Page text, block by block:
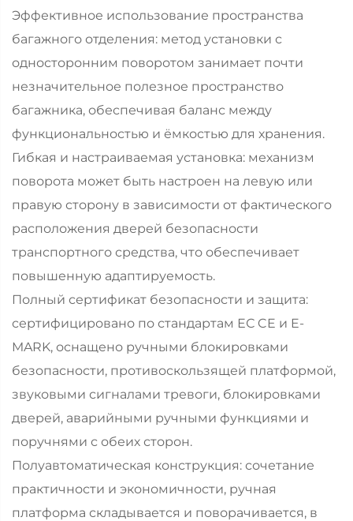
Эффективное использование пространства
багажного отделения: метод установки с
односторонним поворотом занимает почти
незначительное полезное пространство
багажника, обеспечивая баланс между
функциональностью и ёмкостью для хранения.
Гибкая и настраиваемая установка: механизм
поворота может быть настроен на левую или
правую сторону в зависимости от фактического
расположения дверей безопасности
транспортного средства, что обеспечивает
повышенную адаптируемость.
Полный сертификат безопасности и защита:
сертифицировано по стандартам ЕС CE и E-
MARK, оснащено ручными блокировками
безопасности, противоскользящей платформой,
звуковыми сигналами тревоги, блокировками
дверей, аварийными ручными функциями и
поручнями с обеих сторон.
Полуавтоматическая конструкция: сочетание
практичности и экономичности, ручная
платформа складывается и поворачивается, в